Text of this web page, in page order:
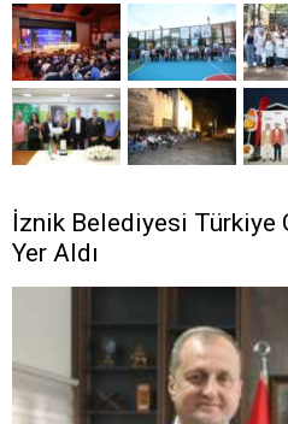
İznik Belediyesi Türkiye
Yer Aldı